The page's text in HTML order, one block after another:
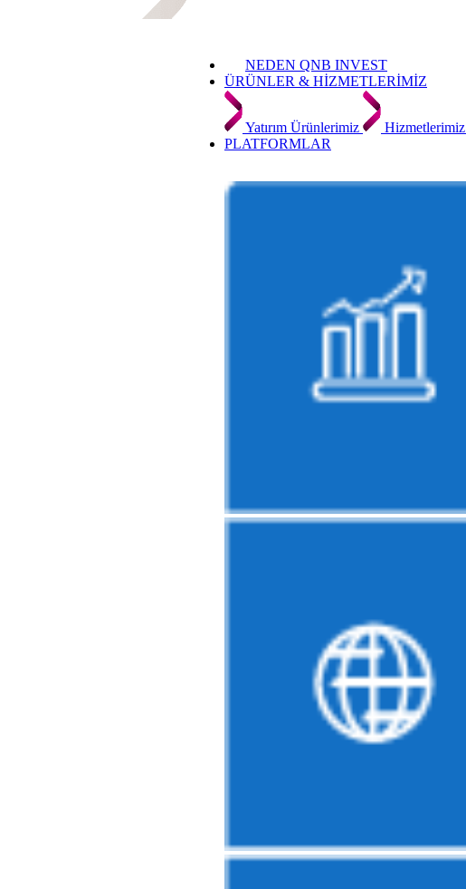
NEDEN QNB INVEST
ÜRÜNLER & HİZMETLERİMİZ
Yatırım Ürünlerimiz Hizmetlerimiz
PLATFORMLAR